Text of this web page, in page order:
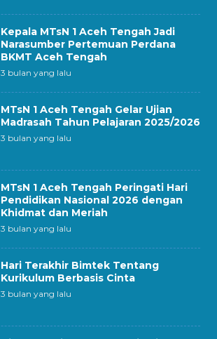
Kepala MTsN 1 Aceh Tengah Jadi
Narasumber Pertemuan Perdana
BKMT Aceh Tengah
3 bulan yang lalu
MTsN 1 Aceh Tengah Gelar Ujian
Madrasah Tahun Pelajaran 2025/2026
3 bulan yang lalu
MTsN 1 Aceh Tengah Peringati Hari
Pendidikan Nasional 2026 dengan
Khidmat dan Meriah
3 bulan yang lalu
Hari Terakhir Bimtek Tentang
Kurikulum Berbasis Cinta
3 bulan yang lalu